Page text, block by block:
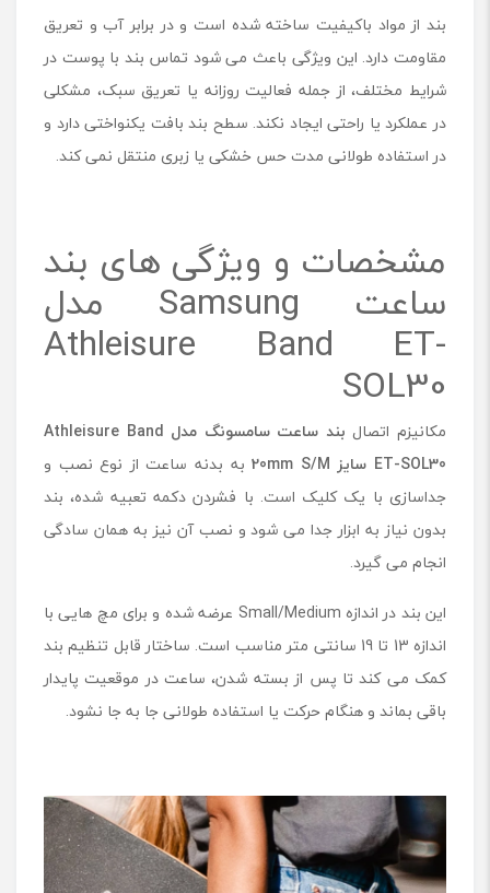
r
B
a
n
E
3
0
س
2
0
m
S
بند از مواد باکیفیت ساخته شده است و در برابر آب و تعریق
مقاومت دارد. این ویژگی باعث می شود تماس بند با پوست در
شرایط مختلف، از جمله فعالیت روزانه یا تعریق سبک، مشکلی
در عملکرد یا راحتی ایجاد نکند. سطح بند بافت یکنواختی دارد و
در استفاده طولانی مدت حس خشکی یا زبری منتقل نمی کند.
مشخصات و ویژگی های بند
ساعت Samsung مدل
Athleisure Band ET-
SOL30
مکانیزم اتصال بند ساعت سامسونگ مدل Athleisure Band
ET-SOL30 سایز 20mm S/M به بدنه ساعت از نوع نصب و
جداسازی با یک کلیک است. با فشردن دکمه تعبیه شده، بند
بدون نیاز به ابزار جدا می شود و نصب آن نیز به همان سادگی
انجام می گیرد.
این بند در اندازه Small/Medium عرضه شده و برای مچ هایی با
اندازه 13 تا 19 سانتی متر مناسب است. ساختار قابل تنظیم بند
کمک می کند تا پس از بسته شدن، ساعت در موقعیت پایدار
باقی بماند و هنگام حرکت یا استفاده طولانی جا به جا نشود.